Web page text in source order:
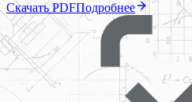
Скачать PDFПодробнее